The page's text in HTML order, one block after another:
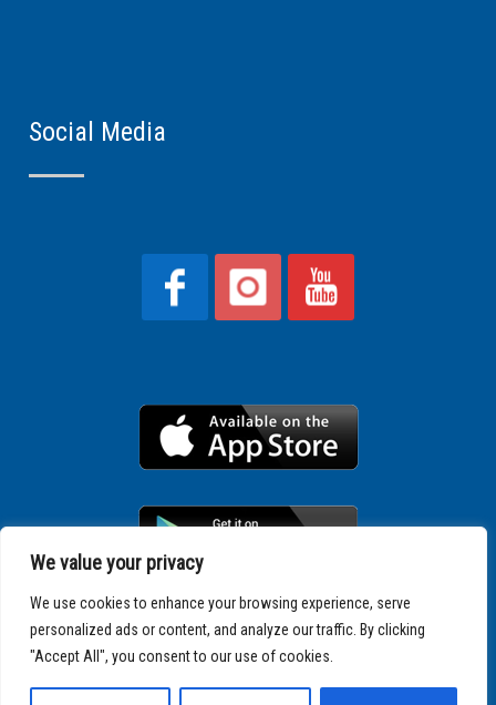
We value your privacy
We use cookies to enhance your browsing experience, serve
personalized ads or content, and analyze our traffic. By clicking
"Accept All", you consent to our use of cookies.
Social Media
Copyright © 2025 SPARTATHLON